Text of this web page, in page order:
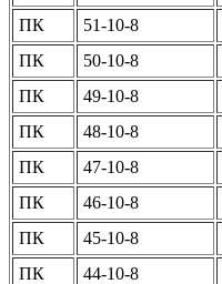
ПК
51-10-8
ПК
50-10-8
ПК
49-10-8
ПК
48-10-8
ПК
47-10-8
ПК
46-10-8
ПК
45-10-8
ПК
44-10-8